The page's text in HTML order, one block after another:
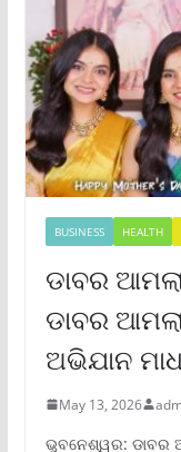
BUSINESS HEALTH
ଡାବର
ଡାବର
ଅଭିଯାନ
May 13, 2026
ଭୁବନେଶ୍ୱର: ଡାବର